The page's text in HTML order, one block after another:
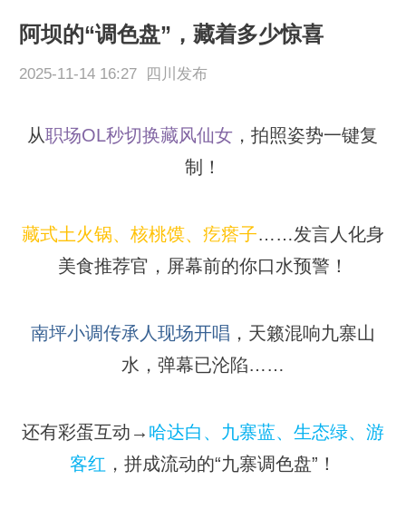
阿坝的“调色盘”，藏着多少惊喜
2025-11-14 16:27 四川发布
从职场OL秒切换藏风仙女 ，拍照姿势一键复
制！
藏式土火锅、核桃馍、疙瘩子……发言人化身
美食推荐官，屏幕前的你口水预警！
南坪小调传承人现场开唱 ，天籁混响九寨山
水，弹幕已沦陷……
还有彩蛋互动→ 哈达白、九寨蓝、生态绿、游
客红 ，拼成流动的“九寨调色盘”！